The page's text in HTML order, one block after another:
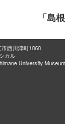
「島
西川津町1060
カル
University